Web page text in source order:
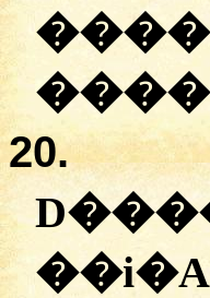
���
�
20.
�